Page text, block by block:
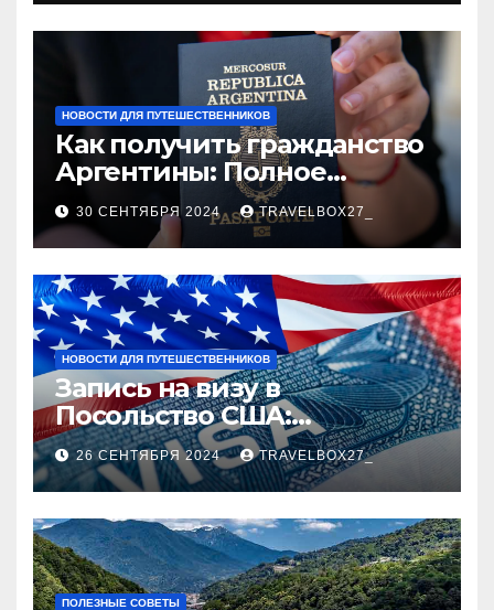
НОВОСТИ ДЛЯ ПУТЕШЕСТВЕННИКОВ
Как получить гражданство
Аргентины: Полное
руководство
30 СЕНТЯБРЯ 2024 TRAVELBOX27_
НОВОСТИ ДЛЯ ПУТЕШЕСТВЕННИКОВ
Запись на визу в
Посольство США:
Пошаговое руководство
26 СЕНТЯБРЯ 2024 TRAVELBOX27_
ПОЛЕЗНЫЕ СОВЕТЫ